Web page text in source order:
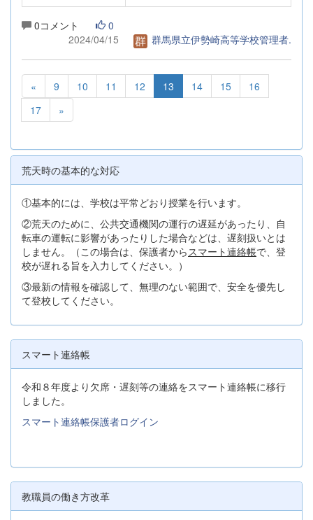
0コメント
0
2024/04/15
群馬県立伊勢崎高等学校管理者.
« 9 10 11 12 13 14 15
16
17
»
荒天時の基本的な対応
①基本的には、学校は平常どおり授業を行います。
②荒天のために、公共交通機関の運行の遅延があったり、自
転車の運転に影響があったりした場合などは、遅刻扱いとは
しません。（この場合は、保護者から スマート連絡帳で、登
校が遅れる旨を入力してください。）
③最新の情報を確認して、無理のない範囲で、安全を優先し
て登校してください。
スマート連絡帳
令和８年度より欠席・遅刻等の連絡をスマート連絡帳に移行
しました。
スマート連絡帳保護者ログイン
教職員の働き方改革